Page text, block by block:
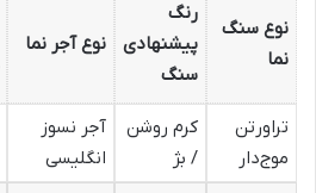
نوع سنگ
نما
رنگ
پیشنهادی
سنگ
نوع آجر نما
تراورتن
موج‌دار
کرم روشن
/ بژ
آجر نسوز
انگلیسی